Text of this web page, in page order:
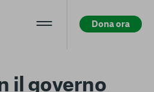
Dona ora
il governo